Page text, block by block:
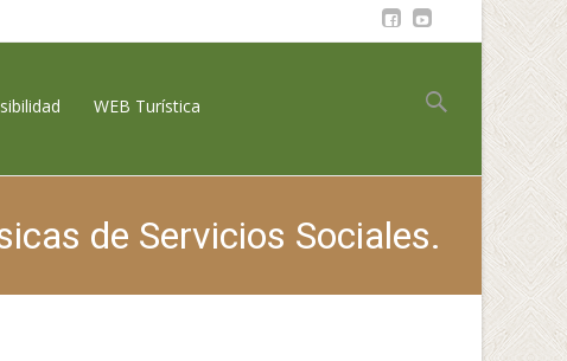
WEB Turística
Buscar:
de Servicios Sociales.